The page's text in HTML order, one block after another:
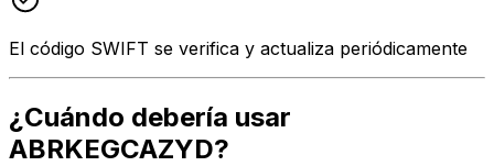
El código SWIFT se verifica y actualiza periódicamente
¿Cuándo debería usar
ABRKEGCAZYD?